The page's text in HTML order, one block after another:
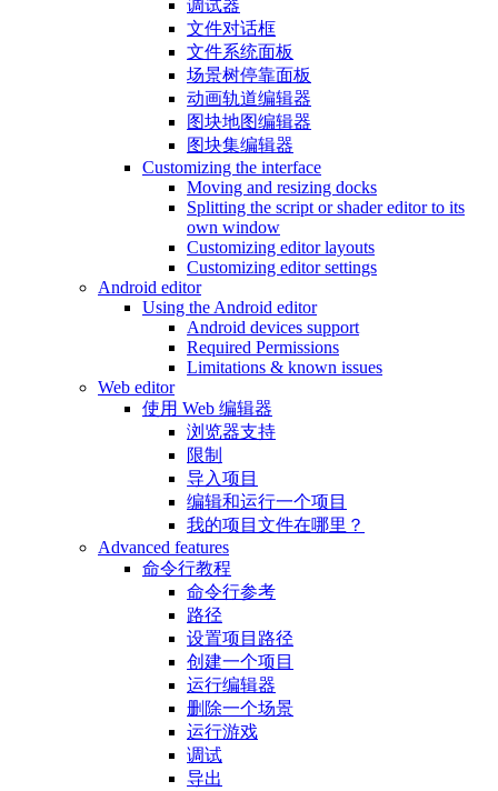
调试器
文件对话框
文件系统面板
场景树停靠面板
动画轨道编辑器
图块地图编辑器
图块集编辑器
Customizing the interface
Moving and resizing docks
Splitting the script or shader editor to its
own window
Customizing editor layouts
Customizing editor settings
Android editor
Using the Android editor
Android devices support
Required Permissions
Limitations & known issues
Web editor
使用 Web 编辑器
浏览器支持
限制
导入项目
编辑和运行一个项目
我的项目文件在哪里？
Advanced features
命令行教程
命令行参考
路径
设置项目路径
创建一个项目
运行编辑器
删除一个场景
运行游戏
调试
导出